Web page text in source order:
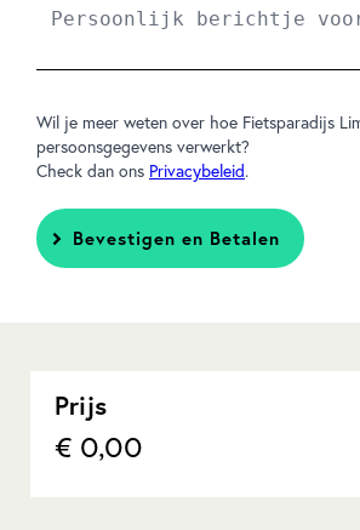
Wil je meer weten over hoe Fietsparadijs
persoonsgegevens verwerkt?
Check dan ons Privacybeleid.
Bevestigen en Betalen
Prijs
€ 0,00